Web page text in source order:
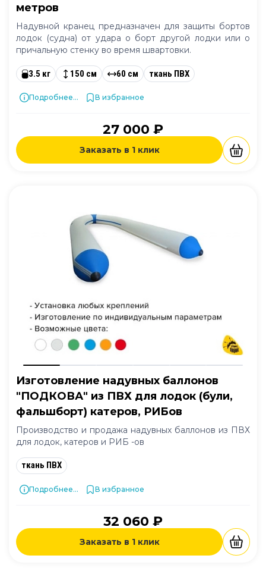
метров
Надувной кранец предназначен для защиты бортов
лодок (судна) от удара о борт другой лодки или о
причальную стенку во время швартовки.
3.5 кг 150 см 60 см ткань ПВХ
Подробнее... В избранное
27 000 ₽
Заказать в 1 клик
Изготовление надувных баллонов
"ПОДКОВА" из ПВХ для лодок (були,
фальшборт) катеров, РИБов
Производство и продажа надувных баллонов из ПВХ
для лодок, катеров и РИБ -ов
ткань ПВХ
Подробнее... В избранное
32 060 ₽
Заказать в 1 клик